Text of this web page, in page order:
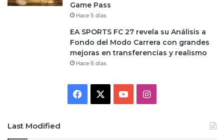
Game Pass
Hace 5 días
EA SPORTS FC 27 revela su Análisis a
Fondo del Modo Carrera con grandes
mejoras en transferencias y realismo
Hace 6 días
Facebook YouTubeInstagram
Last Modified